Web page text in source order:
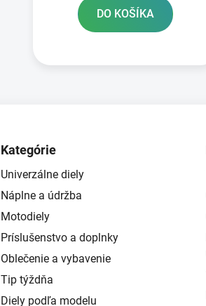
DO KOŠÍKA
Kategórie
Univerzálne diely
Náplne a údržba
Motodiely
Príslušenstvo a doplnky
Oblečenie a vybavenie
Tip týždňa
Diely podľa modelu